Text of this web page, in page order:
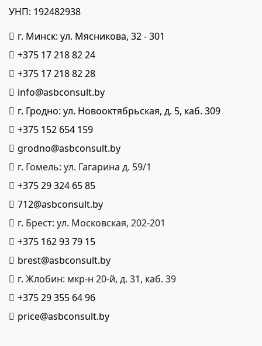
УНП: 192482938
г. Минск: ул. Мясникова, 32 - 301
+375 17 218 82 24
+375 17 218 82 28
info@asbconsult.by
г. Гродно: ул. Новооктябрьская, д. 5, каб. 309
+375 152 654 159
grodno@asbconsult.by
г. Гомель: ул. Гагарина д. 59/1
+375 29 324 65 85
712@asbconsult.by
г. Брест: ул. Московская, 202-201
+375 162 93 79 15
brest@asbconsult.by
г. Жлобин: мкр-н 20-й, д. 31, каб. 39
+375 29 355 64 96
price@asbconsult.by